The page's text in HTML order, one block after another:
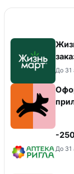
До 31
-
До 31